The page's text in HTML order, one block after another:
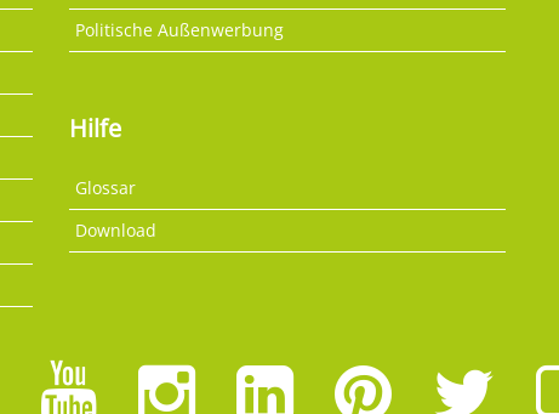
Politische Außenwerbung
Hilfe
Glossar
Download